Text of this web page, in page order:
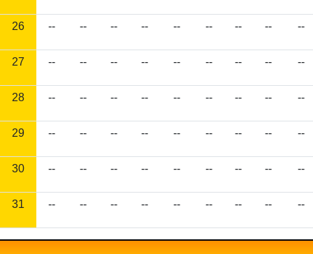
26 -- -- -- -- -- -- -- -- --
27 -- -- -- -- -- -- -- -- --
28 -- -- -- -- -- -- -- -- --
29 -- -- -- -- -- -- -- -- --
30 -- -- -- -- -- -- -- -- --
31 -- -- -- -- -- -- -- -- --